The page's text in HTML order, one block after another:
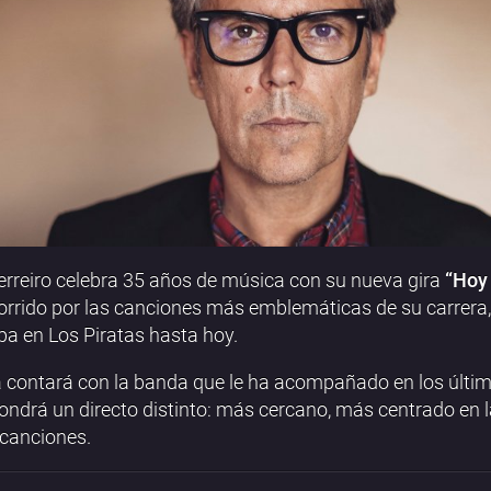
celebra 35 años de música con su nueva gira
por las canciones más emblemáticas de su
en Los Piratas hasta hoy.
contará con la banda que le ha acompañado en los
un directo distinto: más cercano, más centrado en